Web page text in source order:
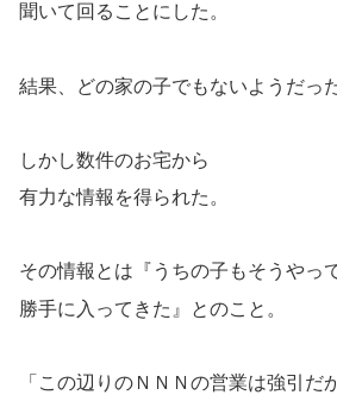
聞いて回ることにした。
結果、どの家の子でもないようだった
しかし数件のお宅から
有力な情報を得られた。
その情報とは『うちの子もそうやっ
勝手に入ってきた』とのこと。
「この辺りのＮＮＮの営業は強引だ